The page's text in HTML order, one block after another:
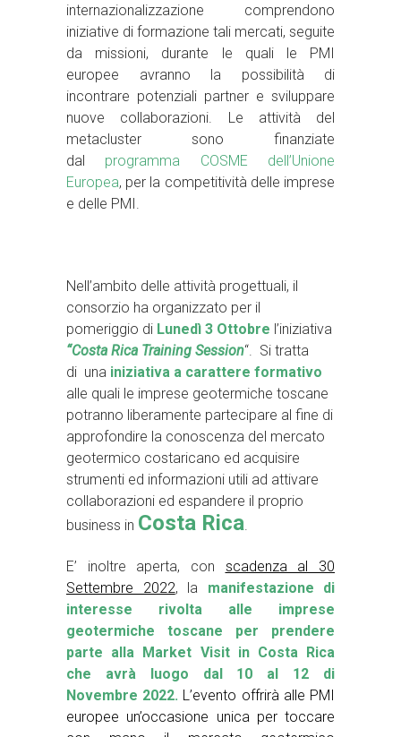
internazionalizzazione comprendono
iniziative di formazione tali mercati, seguite
da missioni, durante le quali le PMI
europee avranno la possibilità di
incontrare potenziali partner e sviluppare
nuove collaborazioni. Le attività del
metacluster sono finanziate
dal programma COSME dell’Unione
Europea, per la competitività delle imprese
e delle PMI.
Nell’ambito delle attività progettuali, il
consorzio ha organizzato per il
pomeriggio di Lunedì 3 Ottobre l’iniziativa
“Costa Rica Training Session“. Si tratta
di una iniziativa a carattere formativo
alle quali le imprese geotermiche toscane
potranno liberamente partecipare al fine di
approfondire la conoscenza del mercato
geotermico costaricano ed acquisire
strumenti ed informazioni utili ad attivare
collaborazioni ed espandere il proprio
business in Costa Rica
E’ inoltre aperta, con scadenza al 30
Settembre 2022, la manifestazione di
interesse rivolta alle imprese
geotermiche toscane per prendere
parte alla Market Visit in Costa Rica
che avrà luogo dal 10 al 12 di
Novembre 2022. L’evento offrirà alle PMI
europee un’occasione unica per toccare